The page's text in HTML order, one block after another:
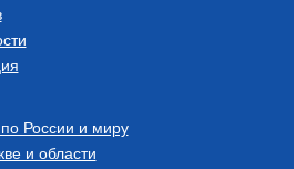
России и миру
и области